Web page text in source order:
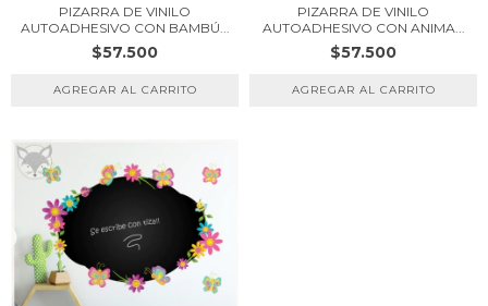
PIZARRA DE VINILO
AUTOADHESIVO CON BAMBÚ...
$57.500
PIZARRA DE VINILO
AUTOADHESIVO CON ANIMA...
$57.500